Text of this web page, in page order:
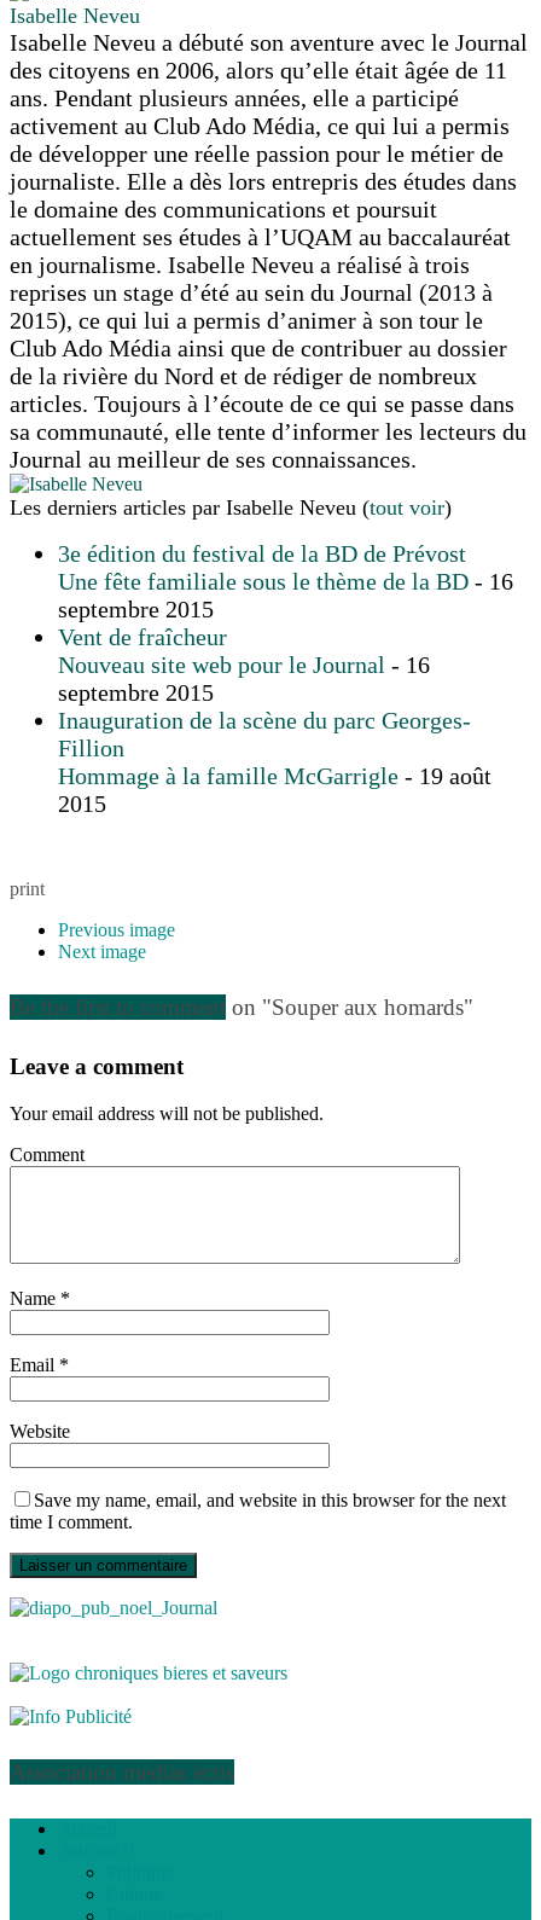
Isabelle Neveu
Isabelle Neveu a débuté son aventure avec le Journal
des citoyens en 2006, alors qu’elle était âgée de 11
ans. Pendant plusieurs années, elle a participé
activement au Club Ado Média, ce qui lui a permis
de développer une réelle passion pour le métier de
journaliste. Elle a dès lors entrepris des études dans
le domaine des communications et poursuit
actuellement ses études à l’UQAM au baccalauréat
en journalisme. Isabelle Neveu a réalisé à trois
reprises un stage d’été au sein du Journal (2013 à
2015), ce qui lui a permis d’animer à son tour le
Club Ado Média ainsi que de contribuer au dossier
de la rivière du Nord et de rédiger de nombreux
articles. Toujours à l’écoute de ce qui se passe dans
sa communauté, elle tente d’informer les lecteurs du
Journal au meilleur de ses connaissances.
Les derniers articles par Isabelle Neveu (tout voir)
3e édition du festival de la BD de Prévost
Une fête familiale sous le thème de la BD - 16
septembre 2015
Vent de fraîcheur
Nouveau site web pour le Journal - 16
septembre 2015
Inauguration de la scène du parc Georges-
Fillion
Hommage à la famille McGarrigle - 19 août
2015
print
Previous image
Next image
Be the first to comment on "Souper aux homards"
Leave a comment
Your email address will not be published.
Comment
Name *
Email *
Website
Save my name, email, and website in this browser for the next
time I comment.
Association médias écris